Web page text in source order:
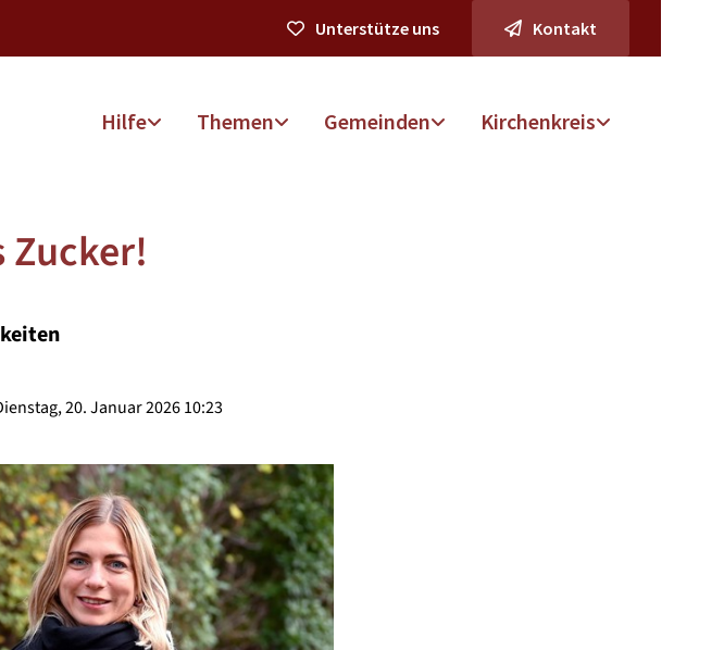
Kontakt
Unterstütze uns
Hilfe Themen Gemeinden Kirchenkreis
Zucker!
20. Januar 2026 10:23